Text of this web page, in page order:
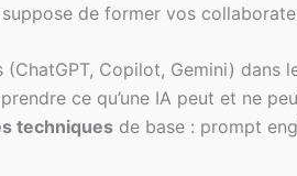
de former vos
(ChatGPT, Copilot, Gemini) dans
ce qu’une IA peut et ne
techniques de base : prompt